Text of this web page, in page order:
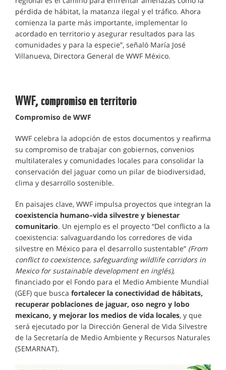
pérdida de hábitat, la matanza ilegal y el tráfico. Ahora
comienza la parte más importante, implementar lo
acordado en territorio y asegurar resultados para las
comunidades y para la especie”, señaló María José
Villanueva, Directora General de WWF México.
WWF, compromiso en territorio
Compromiso de WWF
WWF celebra la adopción de estos documentos y reafirma
su compromiso de trabajar con gobiernos, convenios
multilaterales y comunidades locales para consolidar la
conservación del jaguar como un pilar de biodiversidad,
clima y desarrollo sostenible.
En paisajes clave, WWF impulsa proyectos que integran la
coexistencia humano–vida silvestre y bienestar
comunitario. Un ejemplo es el proyecto “Del conflicto a la
coexistencia: salvaguardando los corredores de vida
silvestre en México para el desarrollo sustentable” (From
conflict to coexistence, safeguarding wildlife corridors in
Mexico for sustainable development en inglés),
financiado por el Fondo para el Medio Ambiente Mundial
(GEF) que busca fortalecer la conectividad de hábitats,
recuperar poblaciones de jaguar, oso negro y lobo
mexicano, y mejorar los medios de vida locales, y que
será ejecutado por la Dirección General de Vida Silvestre
de la Secretaría de Medio Ambiente y Recursos Naturales
(SEMARNAT).